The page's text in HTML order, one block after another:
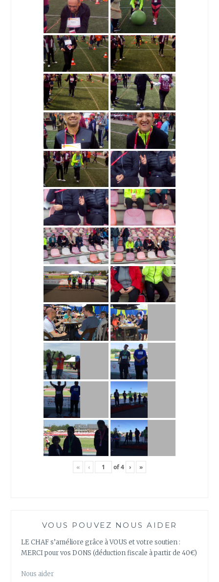
« ‹ of4 › »
VOUS POUVEZ NOUS AIDER
LE CHAF s’améliore grâce à VOUS et votre soutien :
MERCI pour vos DONS (déduction fiscale à partir de 40€)
Nous aider